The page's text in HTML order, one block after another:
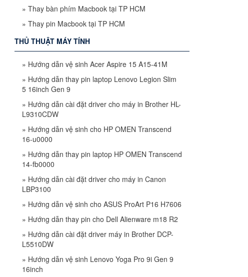
» Thay bàn phím Macbook tại TP HCM
» Thay pin Macbook tại TP HCM
THỦ THUẬT MÁY TÍNH
» Hướng dẫn vệ sinh Acer Aspire 15 A15-41M
» Hướng dẫn thay pin laptop Lenovo Legion Slim
5 16inch Gen 9
» Hướng dẫn cài đặt driver cho máy in Brother HL-
L9310CDW
» Hướng dẫn vệ sinh cho HP OMEN Transcend
16-u0000
» Hướng dẫn thay pin laptop HP OMEN Transcend
14-fb0000
» Hướng dẫn cài đặt driver cho máy in Canon
LBP3100
» Hướng dẫn vệ sinh cho ASUS ProArt P16 H7606
» Hướng dẫn thay pin cho Dell Alienware m18 R2
» Hướng dẫn cài đặt driver máy in Brother DCP-
L5510DW
» Hướng dẫn vệ sinh Lenovo Yoga Pro 9i Gen 9
16inch